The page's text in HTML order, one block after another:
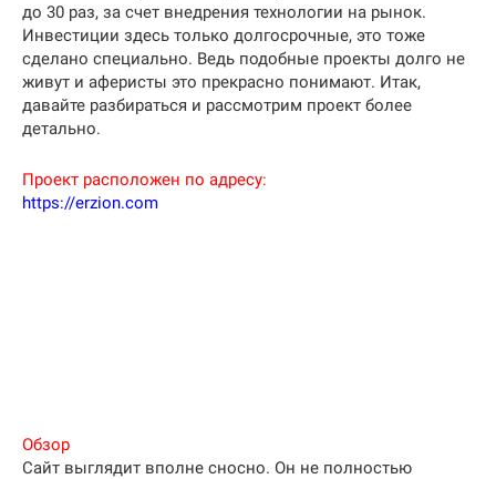
до 30 раз, за счет внедрения технологии на рынок.
Инвестиции здесь только долгосрочные, это тоже
сделано специально. Ведь подобные проекты долго не
живут и аферисты это прекрасно понимают. Итак,
давайте разбираться и рассмотрим проект более
детально.
Проект расположен по адресу:
https://erzion.com
Обзор
Сайт выглядит вполне сносно. Он не полностью